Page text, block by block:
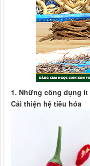
1. Những công dụng
Cải thiện hệ tiêu hóa